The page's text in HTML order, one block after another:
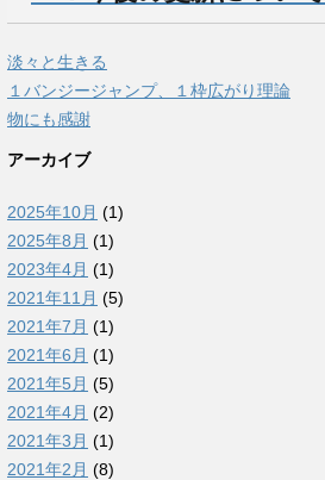
淡々と生きる
１バンジージャンプ、１枠広がり理論
物にも感謝
アーカイブ
2025年10月 (1)
2025年8月 (1)
2023年4月 (1)
2021年11月 (5)
2021年7月 (1)
2021年6月 (1)
2021年5月 (5)
2021年4月 (2)
2021年3月 (1)
2021年2月 (8)